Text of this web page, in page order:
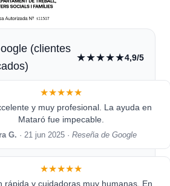
(clientes
★★★★★4,9/5
★★★★★
y muy profesional. La ayuda en
Mataró fue impecable.
G. · 21 jun 2025 ·Reseña de Google
★★★★★
rápida y cuidadoras muy humanas. En